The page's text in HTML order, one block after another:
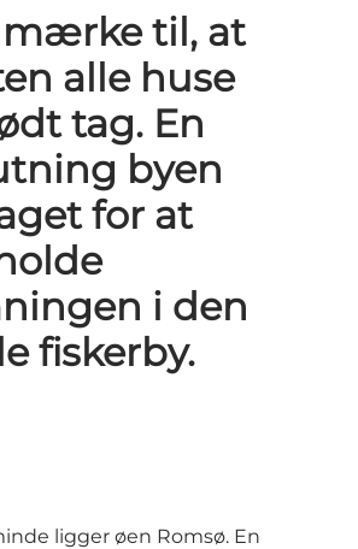
til, at
alle huse
tag. En
byen
for at
i den
fiskerby.
ligger øen Romsø. En